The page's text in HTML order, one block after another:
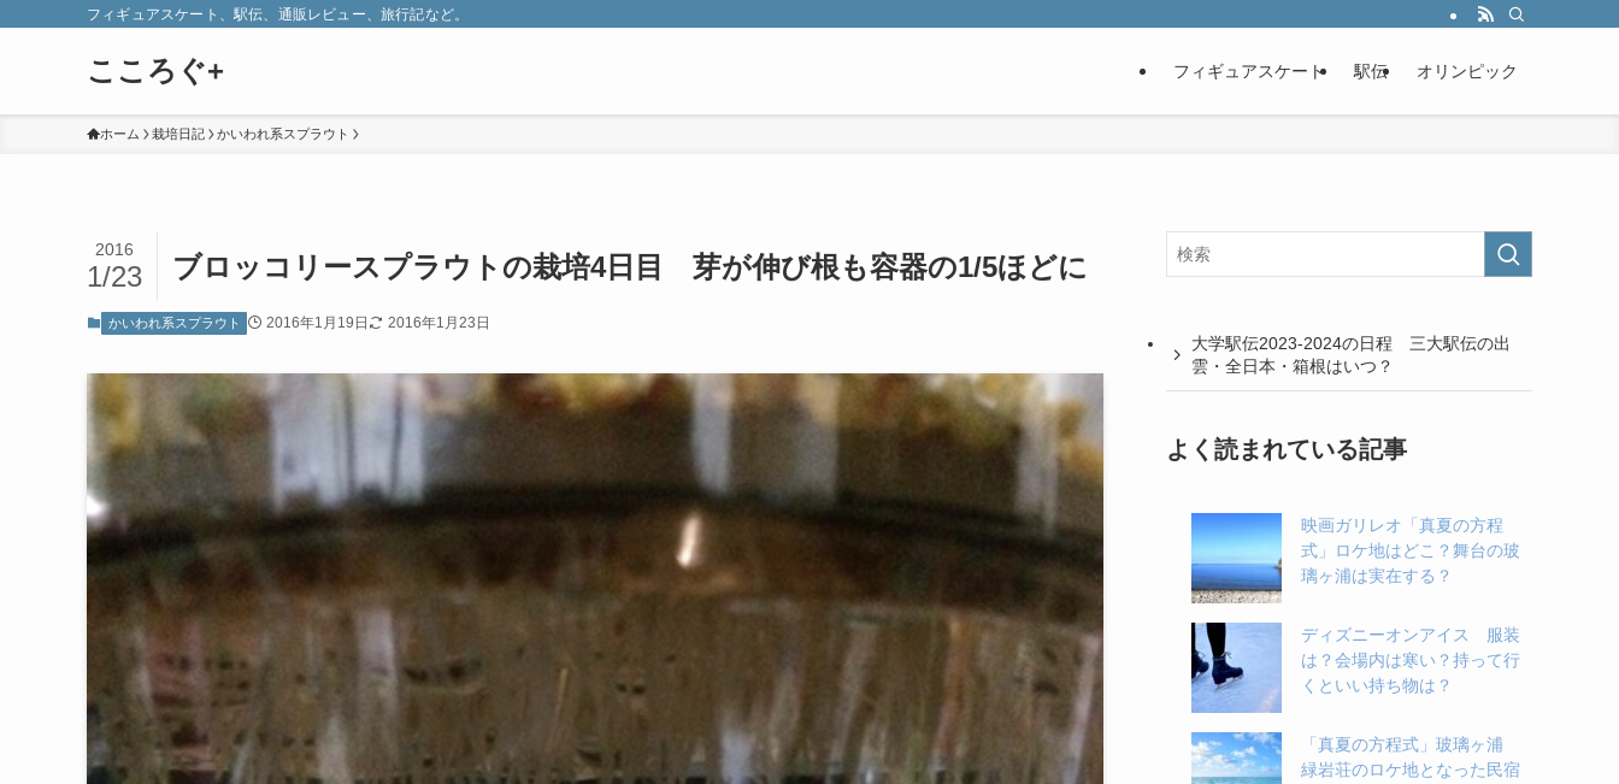
フィギュアスケート、駅伝、通販レビュー、旅行記など。
こころぐ+ フィギュアスケート 駅伝 オリンピック
ホーム 栽培日記 かいわれ系スプラウト
ブロッコリースプラウトの栽培4日目 芽が伸び根も容器の1/5ほどに
2016
1/23
かいわれ系スプラウト 2016年1月19日 2016年1月23日
大学駅伝2023-2024の日程 三大駅伝の出
雲・全日本・箱根はいつ？
よく読まれている記事
映画ガリレオ「真夏の方程
式」ロケ地はどこ？舞台の玻
璃ヶ浦は実在する？
ディズニーオンアイス 服装
は？会場内は寒い？持って行
くといい持ち物は？
「真夏の方程式」玻璃ヶ浦
緑岩荘のロケ地となった民宿